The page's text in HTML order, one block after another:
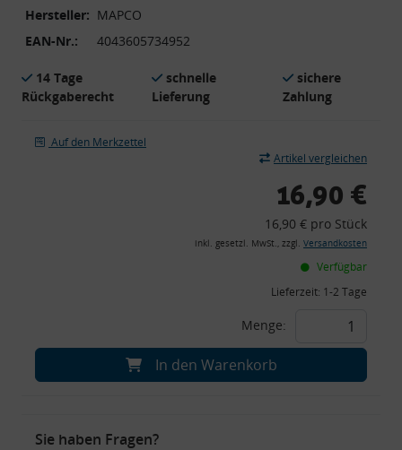
Hersteller: MAPCO
EAN-Nr.:
4043605734952
14 Tage
Rückgaberecht
schnelle
Lieferung
sichere
Zahlung
Auf den Merkzettel
Artikel vergleichen
16,90 €
16,90 € pro Stück
inkl. gesetzl. MwSt., zzgl. Versandkosten
Verfügbar
Lieferzeit: 1-2 Tage
Menge:
In den Warenkorb
Sie haben Fragen?